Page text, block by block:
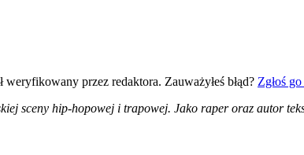
weryfikowany przez redaktora. Zauważyłeś błąd? Zgłoś
sceny hip-hopowej i trapowej. Jako raper oraz autor